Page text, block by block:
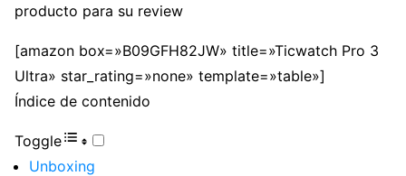
producto para su review
[amazon box=»B09GFH82JW» title=»Ticwatch Pro 3
Ultra» star_rating=»none» template=»table»]
Índice de contenido
Toggle
Unboxing